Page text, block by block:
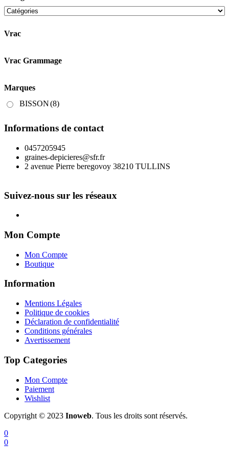
Vrac
Vrac Grammage
Marques
BISSON(8)
Informations de contact
0457205945
graines-depicieres@sfr.fr
2 avenue Pierre beregovoy 38210 TULLINS
Suivez-nous sur les réseaux
Mon Compte
Mon Compte
Boutique
Information
Mentions Légales
Politique de cookies
Déclaration de confidentialité
Conditions générales
Avertissement
Top Categories
Mon Compte
Paiement
Wishlist
Copyright © 2023 Inoweb. Tous les droits sont réservés.
0
0